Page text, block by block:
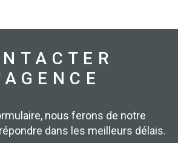
nous ferons de notre
dans les meilleurs délais.